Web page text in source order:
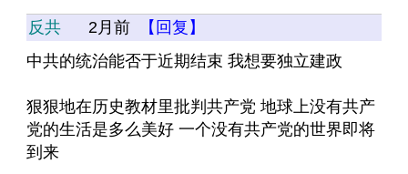
反共 2月前
【回复】
中共的统治能否于近期结束 我想要独立建政
狠狠地在历史教材里批判共产党 地球上没有共产
党的生活是多么美好 一个没有共产党的世界即将
到来